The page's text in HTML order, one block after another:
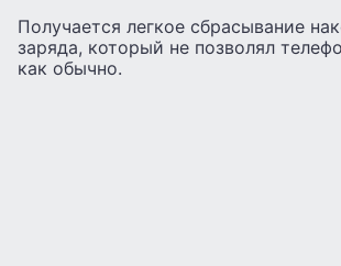
Получается легкое сбрасывание
заряда, который не позволял
как обычно.